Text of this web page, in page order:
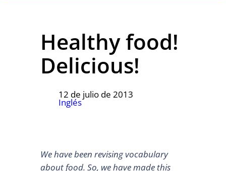
Healthy food!
Delicious!
12 de julio de 2013
Inglés
We have been revising vocabulary
about food. So, we have made this